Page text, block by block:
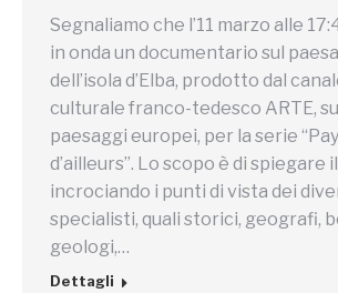
Segnaliamo che l’11 marzo alle
in onda un documentario sul
dell’isola d’Elba, prodotto dal
culturale franco-tedesco ARTE,
paesaggi europei, per la serie
d’ailleurs”. Lo scopo è di spiegare
incrociando i punti di vista dei
specialisti, quali storici, geografi,
geologi,…
Dettagli